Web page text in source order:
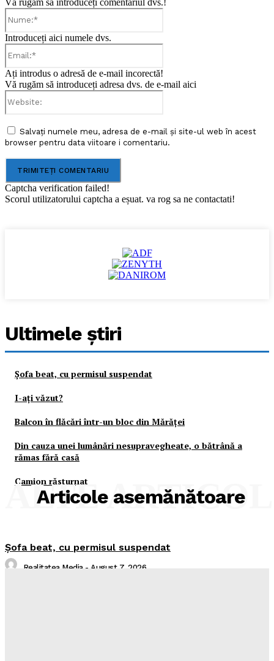
Vă rugăm să introduceți comentariul dvs.!
Introduceți aici numele dvs.
Ați introdus o adresă de e-mail incorectă!
Vă rugăm să introduceți adresa dvs. de e-mail aici
Salvați numele meu, adresa de e-mail și site-ul web în acest
browser pentru data viitoare i comentariu.
Captcha verification failed!
Scorul utilizatorului captcha a eșuat. va rog sa ne contactati!
Ultimele ştiri
Şofa beat, cu permisul suspendat
I-aţi văzut?
Balcon în flăcări într-un bloc din Mărăţei
Din cauza unei lumânări nesupravegheate, o bătrână a
rămas fără casă
Camion răsturnat
Articole asemănătoare
ALTE
Şofa beat, cu permisul suspendat
Realitatea Media - August 7, 2026